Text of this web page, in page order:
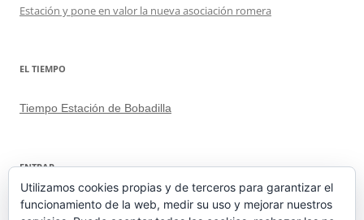
Estación y pone en valor la nueva asociación romera
EL TIEMPO
Tiempo Estación de Bobadilla
ENTRAR
Acceder
Utilizamos cookies propias y de terceros para garantizar el
funcionamiento de la web, medir su uso y mejorar nuestros